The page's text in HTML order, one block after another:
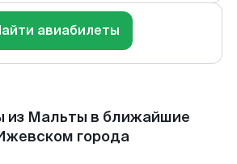
авиабилеты
из Мальты в ближайшие
города